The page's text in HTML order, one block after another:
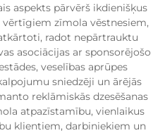
aspekts pārvērš ikdienišķus
vērtīgiem zīmola vēstnesiem,
radot nepārtrauktu
asociācijas ar sponsorējošo
veselības aprūpes
sniedzēji un ārējās
reklāmiskās dzesēšanas
atpazīstamību, vienlaikus
klientiem, darbiniekiem un